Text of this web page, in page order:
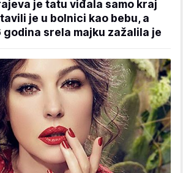
je tatu viđala samo kraj
je u bolnici kao bebu, a
godina srela majku zažalila je